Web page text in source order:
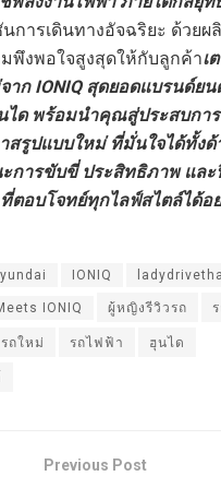
การเดินทางอัจฉริยะ ด้วย
พึงพอใจสูงสุดให้กับลูกค้าเ
ก IONIQ สุดยอดแบรนด์ย
ได พร้อมนำคุณสู่ประสบกา
สรูปแบบใหม่ ที่มั่นใจได้ทั้ง
การขับขี่ ประสิทธิภาพ และ
ตอบโจทย์ทุกไลฟ์สไตล์ได้อ
IONIQ
IONIQ ผู้หญิงรีวิวรถ
รถใหม่ รถไฟฟ้า ฮุนได
Previous Post